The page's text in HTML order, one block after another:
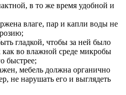
в то же время удобной и
влаге, пар и капли воды не
гладкой, чтобы за ней было
как во влажной среде микробы
быстрее;
мебель должна органично
не нарушать его и выглядеть